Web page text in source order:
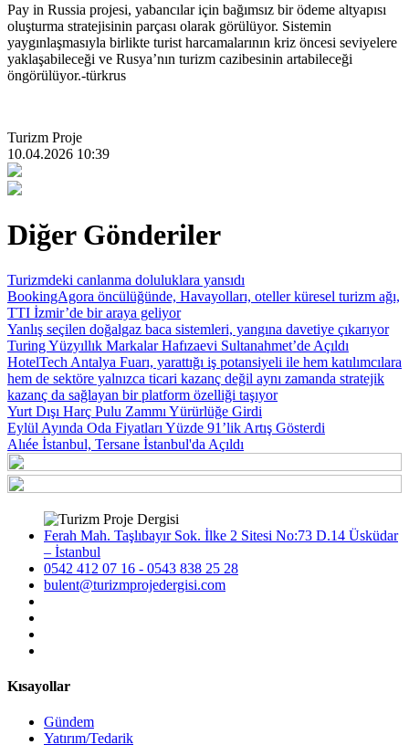
Pay in Russia projesi, yabancılar için bağımsız bir ödeme altyapısı
oluşturma stratejisinin parçası olarak görülüyor. Sistemin
yaygınlaşmasıyla birlikte turist harcamalarının kriz öncesi seviyelere
yaklaşabileceği ve Rusya’nın turizm cazibesinin artabileceği
öngörülüyor.-türkrus
Turizm Proje
10.04.2026 10:39
Diğer Gönderiler
Turizmdeki canlanma doluluklara yansıdı
BookingAgora öncülüğünde, Havayolları, oteller küresel turizm ağı,
TTI İzmir’de bir araya geliyor
Yanlış seçilen doğalgaz baca sistemleri, yangına davetiye çıkarıyor
Turing Yüzyıllık Markalar Hafızaevi Sultanahmet’de Açıldı
HotelTech Antalya Fuarı, yarattığı iş potansiyeli ile hem katılımcılara
hem de sektöre yalnızca ticari kazanç değil aynı zamanda stratejik
kazanç da sağlayan bir platform özelliği taşıyor
Yurt Dışı Harç Pulu Zammı Yürürlüğe Girdi
Eylül Ayında Oda Fiyatları Yüzde 91’lik Artış Gösterdi
Alıée İstanbul, Tersane İstanbul'da Açıldı
Ferah Mah. Taşlıbayır Sok. İlke 2 Sitesi No:73 D.14 Üsküdar
– İstanbul
0542 412 07 16 - 0543 838 25 28
bulent@turizmprojedergisi.com
Kısayollar
Gündem
Yatırım/Tedarik